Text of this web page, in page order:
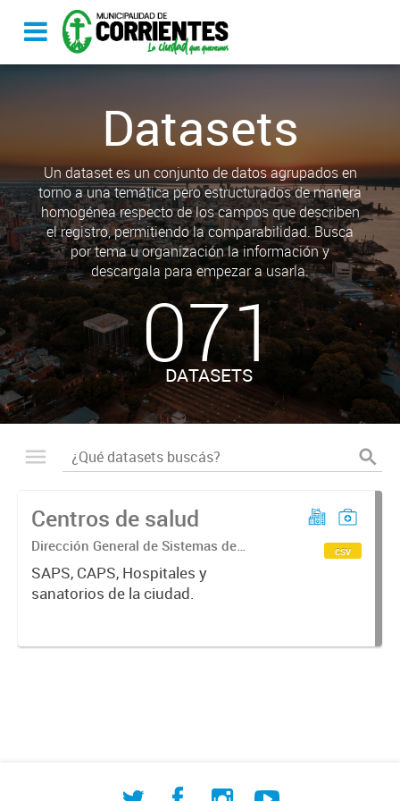
Datasets
Un dataset es un conjunto de datos agrupados en
torno a una temática pero estructurados de manera
homogénea respecto de los campos que describen
el registro, permitiendo la comparabilidad. Busca
por tema u organización la información y
descargala para empezar a usarla.
071
DATASETS
Centros de salud
Dirección General de Sistemas de
Información Geográfica
SAPS, CAPS, Hospitales y
sanatorios de la ciudad.
csv